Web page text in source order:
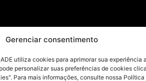
Gerenciar consentimento
utiliza cookies para aprimorar sua experiência
personalizar suas preferências de cookies
Para mais informações, consulte nossa Política